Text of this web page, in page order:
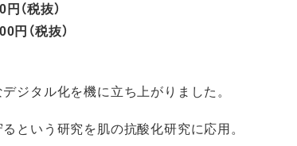
（税抜）
（税抜）
ジタル化を機に立ち上がりました。
という研究を肌の抗酸化研究に応用。